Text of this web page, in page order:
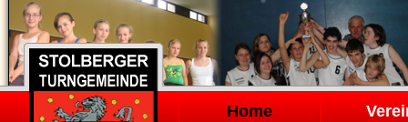
Navigation
überspringen
Home